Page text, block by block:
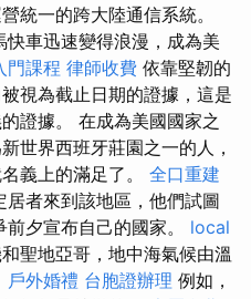
統一的跨大陸通信系統。
車迅速變得浪漫，成為美
門課程 律師收費 依靠堅韌的
視為截止日期的證據，這是
證據。 在成為美國國家之
世界西班牙莊園之一的人，
義上的滿足了。 全口重建
居者來到該地區，他們試圖
夕宣布自己的國家。 local
聖地亞哥，地中海氣候由溫
戶外婚禮 台胞證辦理 例如，